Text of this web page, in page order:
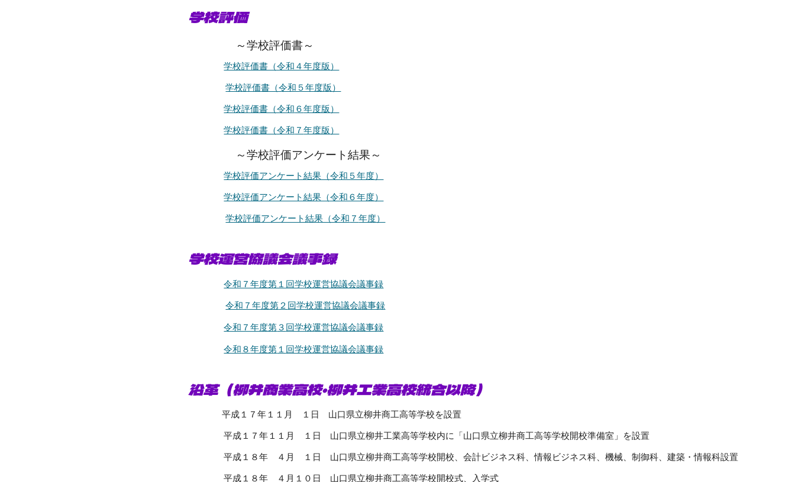
学校評価
～学校評価書～
学校評価書（令和４年度版）
学校評価書（令和５年度版）
学校評価書（令和 ６年度版）
学校評価書（令和 ７年度版）
～学校評価アンケート結果～
学校評価アンケート結果（令和５年度）
学校評価アンケート結果（令和６年度）
学校評価アンケート結果（令和 ７年度）
学校運営協議会議事録
令和７年度第１回学校運営協議会議事録
令和７年度第 ２ 回学校運営協議会議事録
令和７年度第３ 回学校運営協議会議事録
令和 ８年度第 １ 回学校運営協議会議事録
沿革（柳井商業高校・柳井工業高校統合以降）
平成１７年１１月 １日 山口県立柳井商工高等学校を設置
平成１７年１１月 １日 山口県立柳井工業高等学校内に「山口県立柳井商工高等学校開校準備室」を設置
平成１８年 ４月 １日 山口県立柳井商工高等学校開校、会計ビジネス科、情報ビジネス科、機械、制御科、建築・情報科設置
平成１８年 ４月１０日 山口県立柳井商工高等学校開校式、入学式